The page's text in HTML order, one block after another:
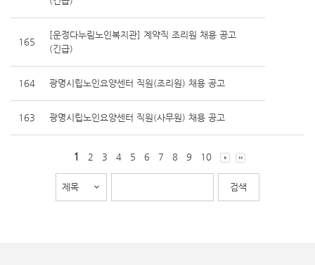
165
[운정다누림노인복지관] 계약직 조리원 채용 공고
(긴급)
164 광명시립노인요양센터 직원(조리원) 채용 공고
163 광명시립노인요양센터 직원(사무원) 채용 공고
1 2 3 4 5 6 7 8 9 10